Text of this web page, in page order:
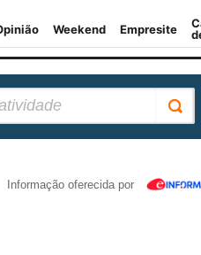
Informação oferecida por